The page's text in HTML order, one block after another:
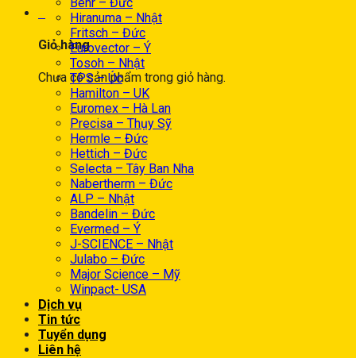
Giỏ hàng
Chưa có sản phẩm trong giỏ hàng.
Hiranuma – Nhật
Fritsch – Đức
Eurovector – Ý
Tosoh – Nhật
TPS – Úc
Hamilton – UK
Euromex – Hà Lan
Precisa – Thụy Sỹ
Hermle – Đức
Hettich – Đức
Selecta – Tây Ban Nha
Nabertherm – Đức
ALP – Nhật
Bandelin – Đức
Evermed – Ý
J-SCIENCE – Nhật
Julabo – Đức
Major Science – Mỹ
Winpact- USA
Dịch vụ
Tin tức
Tuyển dụng
Liên hệ